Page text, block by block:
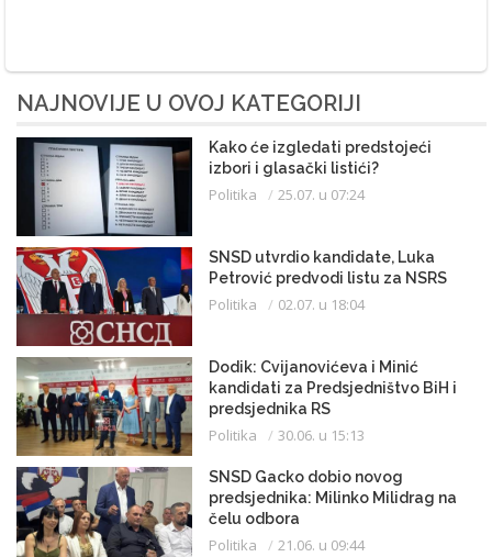
NAJNOVIJE U OVOJ KATEGORIJI
Kako će izgledati predstojeći
izbori i glasački listići?
Politika 25.07. u 07:24
SNSD utvrdio kandidate, Luka
Petrović predvodi listu za NSRS
Politika 02.07. u 18:04
Dodik: Cvijanovićeva i Minić
kandidati za Predsjedništvo BiH i
predsjednika RS
Politika 30.06. u 15:13
SNSD Gacko dobio novog
predsjednika: Milinko Milidrag na
čelu odbora
Politika 21.06. u 09:44